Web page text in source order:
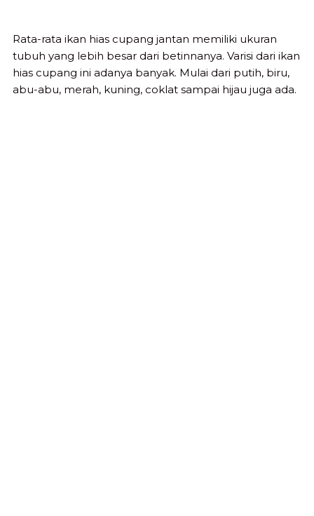
Rata-rata ikan hias cupang jantan memiliki ukuran
tubuh yang lebih besar dari betinnanya. Varisi dari ikan
hias cupang ini adanya banyak. Mulai dari putih, biru,
abu-abu, merah, kuning, coklat sampai hijau juga ada.